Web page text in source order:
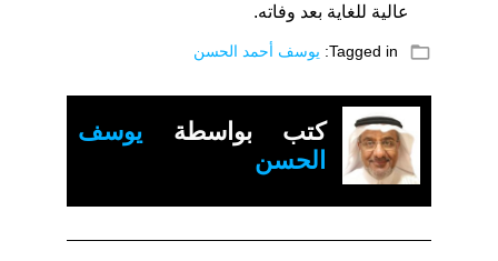
عالية للغاية بعد وفاته.
folder_open
Tagged in: يوسف أحمد الحسن
كتب بواسطة يوسف
الحسن